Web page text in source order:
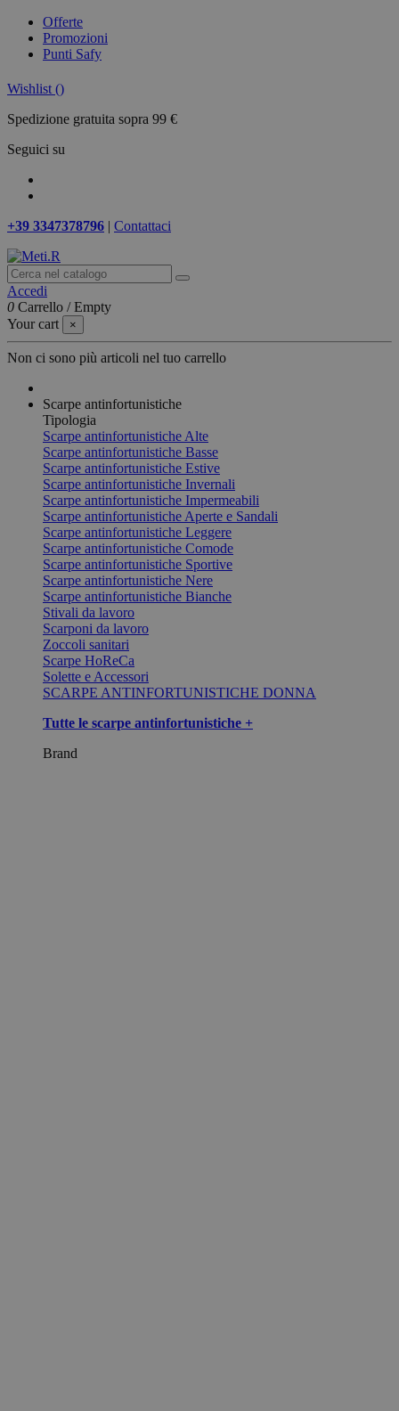
Offerte
Promozioni
Punti Safy
Wishlist ()
Spedizione gratuita sopra 99 €
Seguici su
+39 3347378796 | Contattaci
Accedi
0 Carrello /Empty
Your cart
×
Non ci sono più articoli nel tuo carrello
Scarpe antinfortunistiche
Tipologia
Scarpe antinfortunistiche Alte
Scarpe antinfortunistiche Basse
Scarpe antinfortunistiche Estive
Scarpe antinfortunistiche Invernali
Scarpe antinfortunistiche Impermeabili
Scarpe antinfortunistiche Aperte e Sandali
Scarpe antinfortunistiche Leggere
Scarpe antinfortunistiche Comode
Scarpe antinfortunistiche Sportive
Scarpe antinfortunistiche Nere
Scarpe antinfortunistiche Bianche
Stivali da lavoro
Scarponi da lavoro
Zoccoli sanitari
Scarpe HoReCa
Solette e Accessori
SCARPE ANTINFORTUNISTICHE DONNA
Tutte le scarpe antinfortunistiche +
Brand